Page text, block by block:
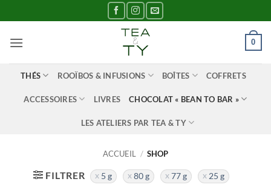
au
contenu
0
THÉS ROOÏBOS & INFUSIONS BOÎTES COFFRETS
ACCESSOIRES LIVRES CHOCOLAT « BEAN TO BAR »
LES ATELIERS PAR TEA & TY
ACCUEIL / SHOP
FILTRER 5 g 80 g 77 g 25 g